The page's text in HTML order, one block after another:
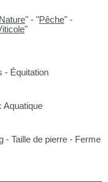
Nature" - "Pêche" -
"
- Équitation
Aquatique
- Taille de pierre - Ferme